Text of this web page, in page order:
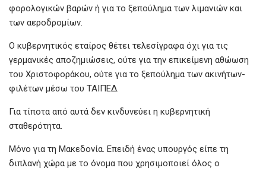
φορολογικών βαρών ή για το ξεπούλημα των λιμανιών και
των αεροδρομίων.
Ο κυβερνητικός εταίρος θέτει τελεσίγραφα όχι για τις
γερμανικές αποζημιώσεις, ούτε για την επικείμενη αθώωση
του Χριστοφοράκου, ούτε για το ξεπούλημα των ακινήτων-
φιλέτων μέσω του ΤΑΙΠΕΔ.
Για τίποτα από αυτά δεν κινδυνεύει η κυβερνητική
σταθερότητα.
Μόνο για τη Μακεδονία. Επειδή ένας υπουργός είπε τη
διπλανή χώρα με το όνομα που χρησιμοποιεί όλος ο